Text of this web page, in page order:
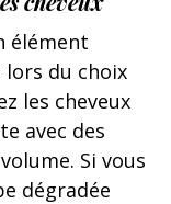
élément
du choix
les cheveux
avec des
Si vous
dégradée